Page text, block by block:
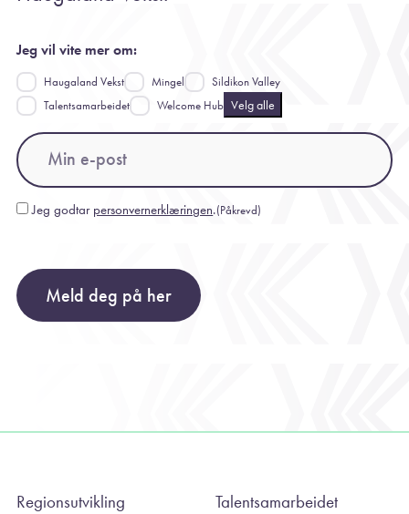
Jeg vil vite mer om:
Haugaland Vekst Mingel
Sildikon Valley
Talentsamarbeidet
Welcome Hub Velg alle
Email
Consent(Påkrevd)
Jeg godtar personvernerklæringen.(Påkrevd)
Meld deg på her
Regionsutvikling Talentsamarbeidet